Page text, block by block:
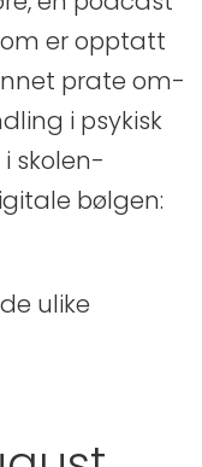
er opptatt
prate om-
i psykisk
skolen-
bølgen:
ulike